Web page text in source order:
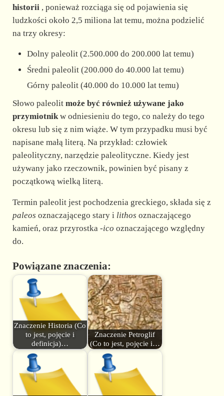
o
historii, ponieważ rozciąga się od pojawienia się
ludzkości około 2,5 miliona lat temu, można podzielić
na trzy okresy:
Dolny paleolit (2.500.000 do 200.000 lat temu)
Średni paleolit (200.000 do 40.000 lat temu)
Górny paleolit (40.000 do 10.000 lat temu)
Słowo paleolit może być również używane jako
przymiotnikw odniesieniu do tego, co należy do tego
okresu lub się z nim wiąże. W tym przypadku musi być
napisane małą literą. Na przykład: człowiek
paleolityczny, narzędzie paleolityczne. Kiedy jest
używany jako rzeczownik, powinien być pisany z
początkową wielką literą.
Termin paleolit jest pochodzenia greckiego, składa się z
paleos oznaczającego stary i lithos oznaczającego
kamień, oraz przyrostka -ico oznaczającego względny
do.
Powiązane znaczenia:
Znaczenie Historia (Co
to jest, pojęcie i
definicja)…
Znaczenie Petroglif
(Co to jest, pojęcie i…